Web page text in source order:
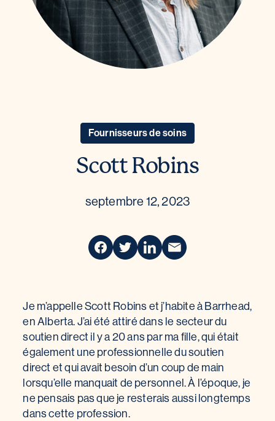
Fournisseurs de soins
Scott Robins
septembre 12, 2023
Je m’appelle Scott Robins et j’habite à Barrhead,
en Alberta. J’ai été attiré dans le secteur du
soutien direct il y a 20 ans par ma fille, qui était
également une professionnelle du soutien
direct et qui avait besoin d’un coup de main
lorsqu’elle manquait de personnel. À l’époque, je
ne pensais pas que je resterais aussi longtemps
dans cette profession.